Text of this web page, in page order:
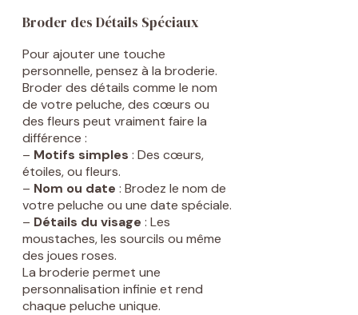
Broder des Détails Spéciaux
Pour ajouter une touche
personnelle, pensez à la broderie.
Broder des détails comme le nom
de votre peluche, des cœurs ou
des fleurs peut vraiment faire la
différence :
– Motifs simples : Des cœurs,
étoiles, ou fleurs.
– Nom ou date : Brodez le nom de
votre peluche ou une date spéciale.
– Détails du visage : Les
moustaches, les sourcils ou même
des joues roses.
La broderie permet une
personnalisation infinie et rend
chaque peluche unique.